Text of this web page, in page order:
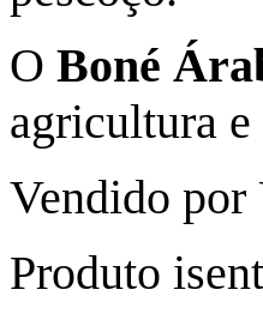
O Boné
agricultura
Vendido por
Produto